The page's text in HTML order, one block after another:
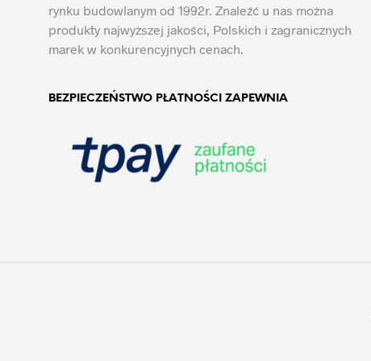
rynku budowlanym od 1992r. Znaleźć u nas można
produkty najwyższej jakości, Polskich i zagranicznych
marek w konkurencyjnych cenach.
BEZPIECZEŃSTWO PŁATNOŚCI ZAPEWNIA